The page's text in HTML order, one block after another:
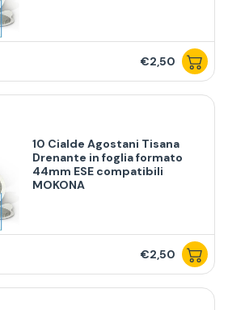
€2,50
10 Cialde Agostani Tisana
Drenante in foglia formato
44mm ESE compatibili
MOKONA
€2,50